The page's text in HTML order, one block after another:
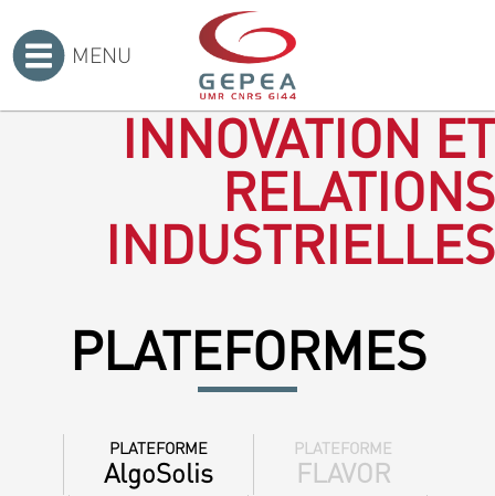
MENU
INNOVATION ET
RELATIONS
INDUSTRIELLES
PLATEFORMES
PLATEFORME
AlgoSolis
PLATEFORME
FLAVOR